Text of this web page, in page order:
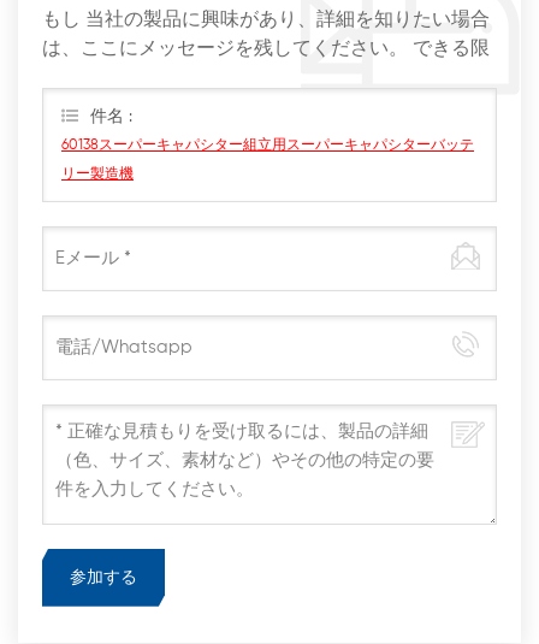
もし 当社の製品に興味があり、詳細を知りたい場合
は、ここにメッセージを残してください。 できる限
件名 :
60138スーパーキャパシター組立用スーパーキャパシターバッテ
リー製造機